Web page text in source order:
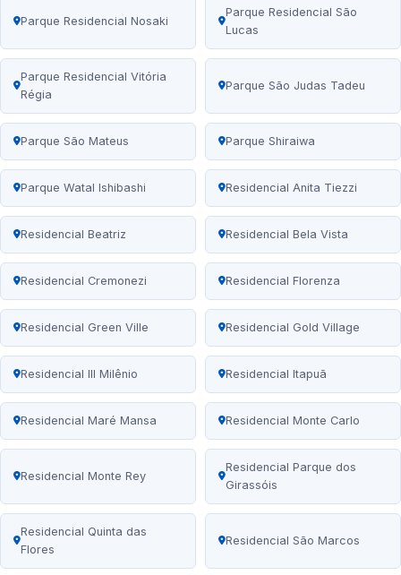
Parque Residencial Nosaki
Parque Residencial São
Lucas
Parque Residencial Vitória
Régia
Parque São Judas Tadeu
Parque São Mateus Parque Shiraiwa
Parque Watal Ishibashi Residencial Anita Tiezzi
Residencial Beatriz Residencial Bela Vista
Residencial Cremonezi Residencial Florenza
Residencial Green Ville Residencial Gold Village
Residencial III Milênio Residencial Itapuã
Residencial Maré Mansa Residencial Monte Carlo
Residencial Monte Rey
Residencial Parque dos
Girassóis
Residencial Quinta das
Flores
Residencial São Marcos